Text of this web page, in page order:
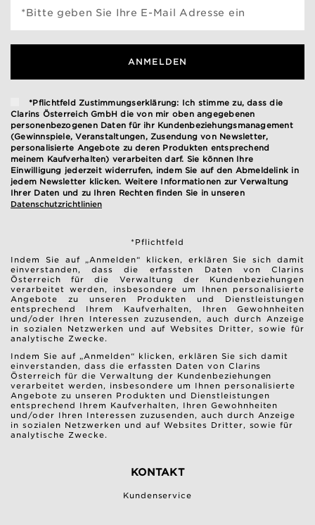
*Bitte geben Sie Ihre E-Mail Adresse ein
ANMELDEN
*Pflichtfeld Zustimmungserklärung: Ich stimme zu, dass die
Clarins Österreich GmbH die von mir oben angegebenen
personenbezogenen Daten für ihr Kundenbeziehungsmanagement
(Gewinnspiele, Veranstaltungen, Zusendung von Newsletter,
personalisierte Angebote zu deren Produkten entsprechend
meinem Kaufverhalten) verarbeiten darf. Sie können Ihre
Einwilligung jederzeit widerrufen, indem Sie auf den Abmeldelink in
jedem Newsletter klicken. Weitere Informationen zur Verwaltung
Ihrer Daten und zu Ihren Rechten finden Sie in unseren
Datenschutzrichtlinien
*Pflichtfeld
Indem Sie auf „Anmelden“ klicken, erklären Sie sich damit
einverstanden, dass die erfassten Daten von Clarins
Österreich für die Verwaltung der Kundenbeziehungen
verarbeitet werden, insbesondere um Ihnen personalisierte
Angebote zu unseren Produkten und Dienstleistungen
entsprechend Ihrem Kaufverhalten, Ihren Gewohnheiten
und/oder Ihren Interessen zuzusenden, auch durch Anzeige
in sozialen Netzwerken und auf Websites Dritter, sowie für
analytische Zwecke.
Indem Sie auf „Anmelden“ klicken, erklären Sie sich damit
einverstanden, dass die erfassten Daten von Clarins
Österreich für die Verwaltung der Kundenbeziehungen
verarbeitet werden, insbesondere um Ihnen personalisierte
Angebote zu unseren Produkten und Dienstleistungen
entsprechend Ihrem Kaufverhalten, Ihren Gewohnheiten
und/oder Ihren Interessen zuzusenden, auch durch Anzeige
in sozialen Netzwerken und auf Websites Dritter, sowie für
analytische Zwecke.
KONTAKT
Kundenservice